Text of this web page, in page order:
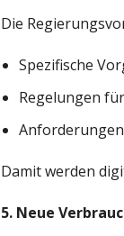
Die
Spezifische
Regelungen für
Damit werden
5. Neue